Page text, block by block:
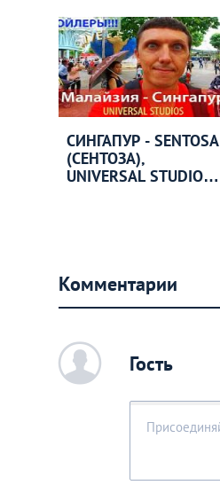
СИНГАПУР - SENTOSA
(СЕНТОЗА),
UNIVERSAL STUDIOS
Комментарии
c Гость